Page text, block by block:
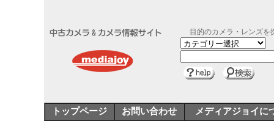
目的のカメラ・レンズを
トップページ お問い合わせ メディアジョイに